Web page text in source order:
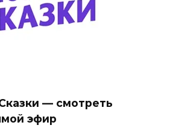
— смотреть
эфир